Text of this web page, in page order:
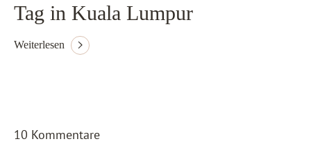
Tag in Kuala Lumpur
Weiterlesen
10 Kommentare